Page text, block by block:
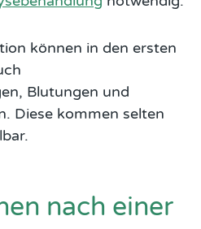
können in den ersten
Blutungen und
Diese kommen selten
nach einer